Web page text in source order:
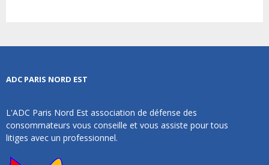
ADC PARIS NORD EST
L'ADC Paris Nord Est association de défense des
consommateurs vous conseille et vous assiste pour tous
litiges avec un professionnel.